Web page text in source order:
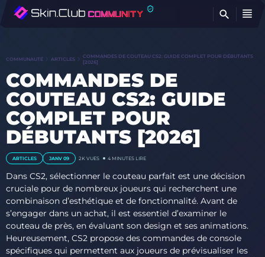
COMMUNAUTÉ ARTICLES
COMMANDES DE COUTEAU CS2: GUIDE COMPLET POUR DÉBUTANTS
[2026]
COMMANDES DE
COUTEAU CS2: GUIDE
COMPLET POUR
DÉBUTANTS [2026]
ARTICLES JANV 09 2K VUES 4 MINUTES LIRE
Dans CS2, sélectionner le couteau parfait est une décision
cruciale pour de nombreux joueurs qui recherchent une
combinaison d’esthétique et de fonctionnalité. Avant de
s’engager dans un achat, il est essentiel d’examiner le
couteau de près, en évaluant son design et ses animations.
Heureusement, CS2 propose des commandes de console
spécifiques qui permettent aux joueurs de prévisualiser les